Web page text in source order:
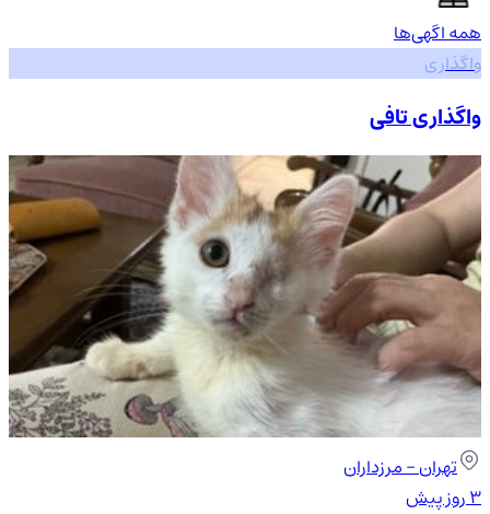
همه اگهی‌ها
واگذاری
واگذاری تافی
تهران- مرزداران
۳ روز پیش